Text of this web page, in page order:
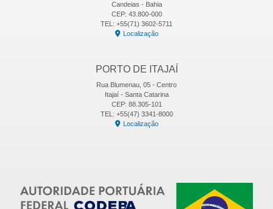
Candeias - Bahia
CEP: 43.800-000
TEL: +55(71) 3602-5711
Localização
PORTO DE ITAJAÍ
Rua Blumenau, 05 - Centro
Itajaí - Santa Catarina
CEP: 88.305-101
TEL: +55(47) 3341-8000
Localização